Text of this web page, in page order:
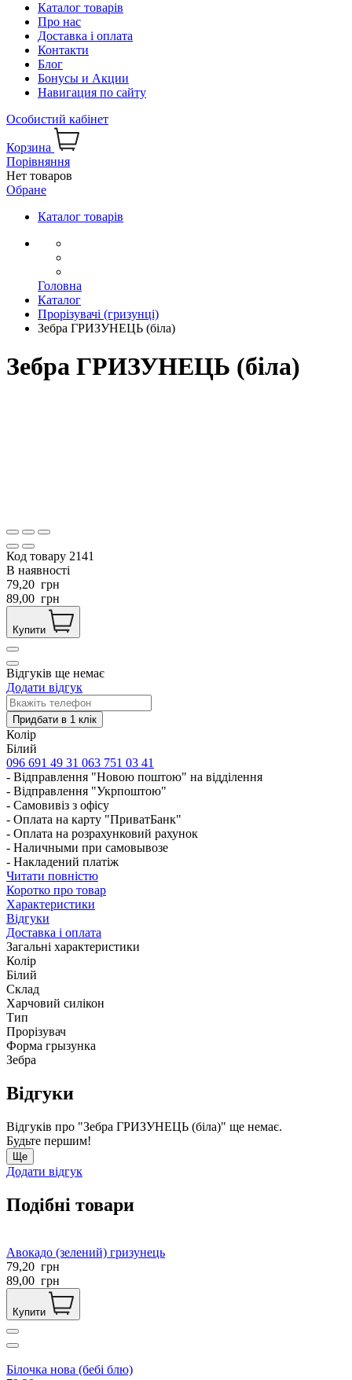
Каталог товарів
Про нас
Доставка і оплата
Контакти
Блог
Бонусы и Акции
Навигация по сайту
Особистий кабінет
Корзина
Порівняння
Нет товаров
Обране
Каталог товарів
Головна
Каталог
Прорізувачі (гризунці)
Зебра ГРИЗУНЕЦЬ (біла)
Зебра ГРИЗУНЕЦЬ (біла)
Код товару 2141
В наявності
79,20 грн
89,00 грн
Купити
Відгуків ще немає
Додати відгук
Колір
Білий
096 691 49 31 063 751 03 41
- Відправлення "Новою поштою" на відділення
- Відправлення "Укрпоштою"
- Самовивіз з офісу
- Оплата на карту "ПриватБанк"
- Оплата на розрахунковий рахунок
- Наличными при самовывозе
- Накладений платіж
Читати повністю
Коротко про товар
Характеристики
Відгуки
Доставка і оплата
Загальні характеристики
Колір
Білий
Склад
Харчовий силікон
Тип
Прорізувач
Форма грызунка
Зебра
Відгуки
Відгуків про "Зебра ГРИЗУНЕЦЬ (біла)" ще немає.
Будьте першим!
Ще
Додати відгук
Подібні товари
Авокадо (зелений) гризунець
79,20 грн
89,00 грн
Купити
Білочка нова (бебі блю)